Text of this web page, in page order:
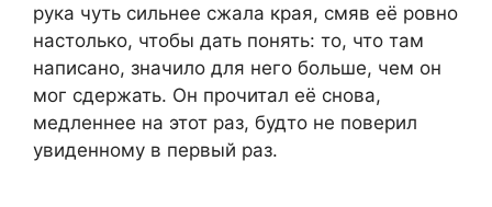
рука чуть сильнее сжала края, смяв её ровно
настолько, чтобы дать понять: то, что там
написано, значило для него больше, чем он
мог сдержать. Он прочитал её снова,
медленнее на этот раз, будто не поверил
увиденному в первый раз.